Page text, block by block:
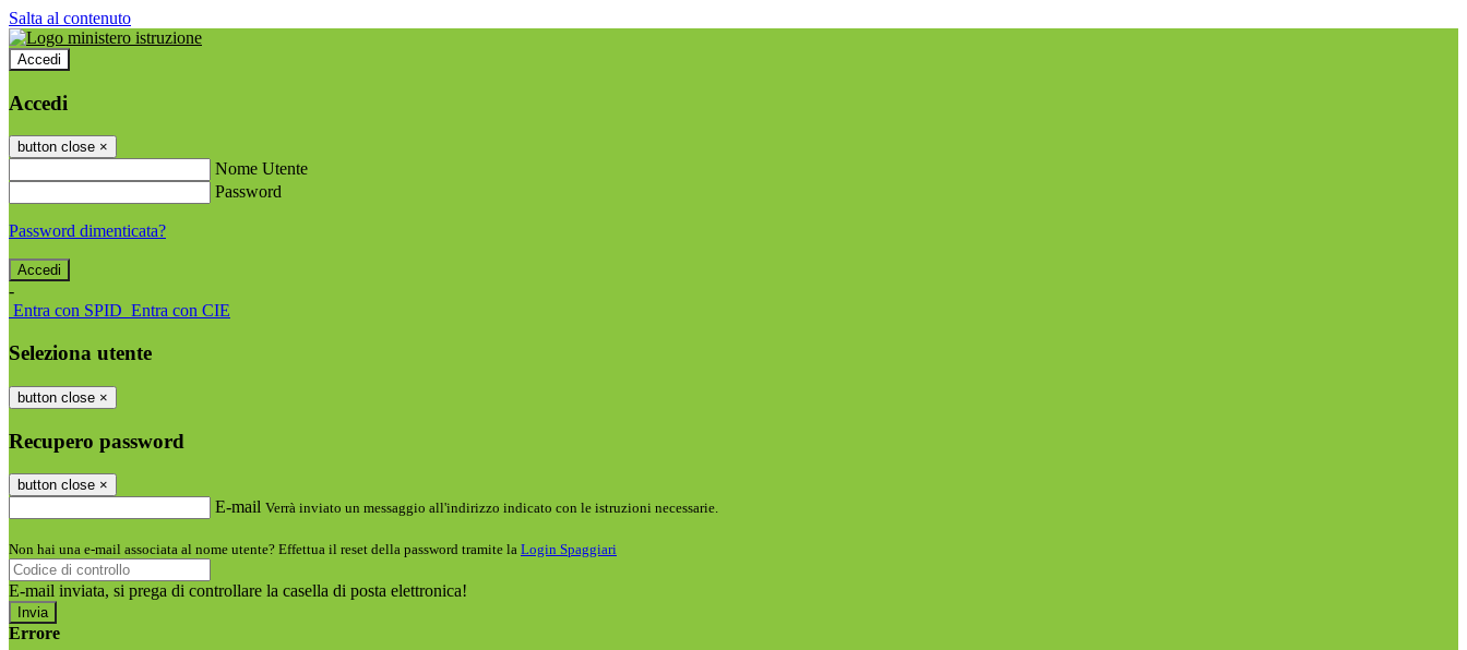
Salta al contenuto
Accedi
Accedi
button close ×
Nome Utente
Password
Password dimenticata?
-
Entra con SPID Entra con CIE
Seleziona utente
button close ×
Recupero password
button close ×
E-mail Verrà inviato un messaggio all'indirizzo indicato con le istruzioni necessarie.
Non hai una e-mail associata al nome utente? Effettua il reset della password tramite la Login Spaggiari
E-mail inviata, si prega di controllare la casella di posta elettronica!
Errore